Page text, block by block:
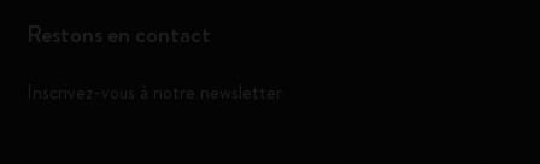
Restons en contact
Inscrivez-vous à notre newsletter